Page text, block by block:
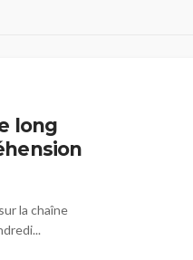
long
la chaîne